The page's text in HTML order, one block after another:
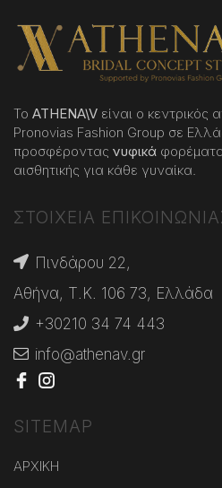
Το ATHENA\V είναι ο κεντρικός
Pronovias Fashion Group σε
προσφέροντας νυφικά
αισθητικής για κάθε γυναίκα.
ΣΤΟΙΧΕΙΑ
Πινδάρου 22,
Αθήνα, Τ.Κ. 106 73, Ελλάδα
+30210 34 74 443
info@athenav.gr
SITEMAP
ΑΡΧΙΚΗ